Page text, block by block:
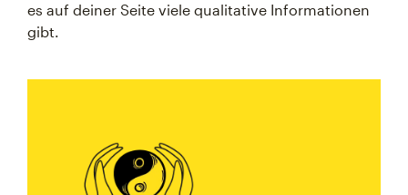
es auf deiner Seite viele qualitative Informationen
gibt.